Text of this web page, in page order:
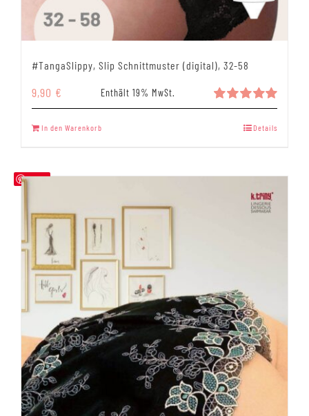
#TangaSlippy, Slip Schnittmuster (digital), 32-58
Bewertet
5.00
9,90 € Enthält 19% MwSt.
In den Warenkorb Details
Save